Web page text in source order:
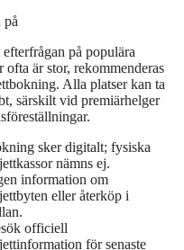
på
på populära
ofta är stor, rekommenderas
Alla platser kan ta
särskilt vid premiärhelger
sker digitalt; fysiska
nämns ej.
information om
eller återköp i
officiell
för senaste